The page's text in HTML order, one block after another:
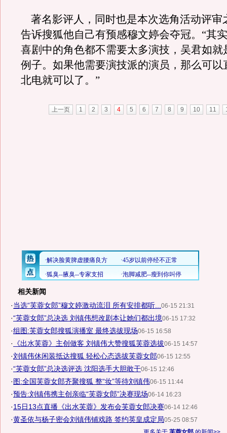
著名影评人，同时也是本次选角活动评审
告诉搜狐他自己有预感穆文婷会夺冠。“其
喜剧中的角色都不需要太多演技，吴君如就
例子。如果他需要演技派的演员，那么可以
北电就可以了。”
上一页 1 2 3 4 5 6 7 8 9 10 11
相关新闻
·当选“芙蓉女郎”穆文婷激动流泪 所有安排都听... 06-15 21:31
·“芙蓉女郎”总决选 刘镇伟想改剧本让她们都出境06-15 17:32
·组图:芙蓉女郎搜狐演播室 最终选拔现场06-15 16:58
· 《出水芙蓉》主创做客 刘镇伟大赞搜狐芙蓉选拔06-15 14:57
·刘镇伟休闲装抵达搜狐 轻松心态选拔芙蓉女郎06-15 12:55
·“芙蓉女郎”总决选评选 沈阳选手大胆敢干06-15 12:46
·图:全国芙蓉女郎齐聚搜狐 整“妆”等待刘镇伟06-15 11:44
·预告:刘镇伟携主创亲临“芙蓉女郎”决赛现场06-14 16:23
·15日13点直播《出水芙蓉》发布会芙蓉女郎决赛06-14 12:46
·黄圣依与杨子密会刘镇伟铺戏路 签约英皇成定局05-25 08:57